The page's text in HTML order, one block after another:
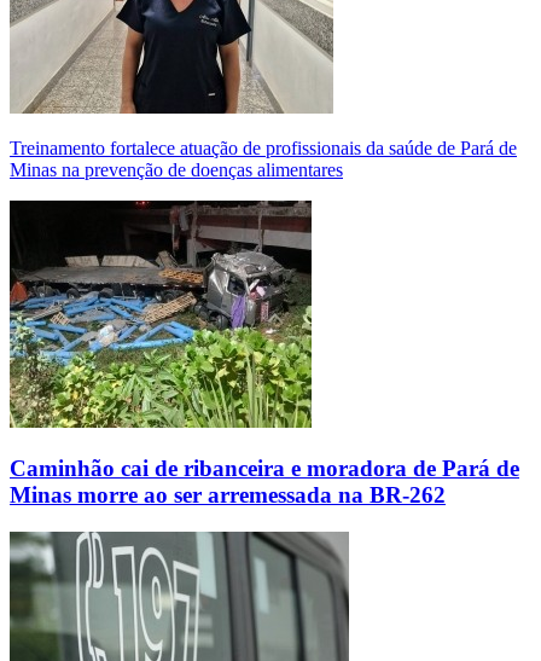
Treinamento fortalece atuação de profissionais da saúde de Pará de
Minas na prevenção de doenças alimentares
Caminhão cai de ribanceira e moradora de Pará de
Minas morre ao ser arremessada na BR-262